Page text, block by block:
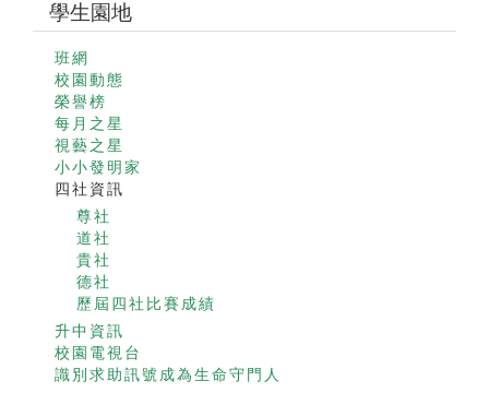
學生園地
班網
校園動態
榮譽榜
每月之星
視藝之星
小小發明家
四社資訊
尊社
道社
貴社
德社
歷屆四社比賽成績
升中資訊
校園電視台
識別求助訊號成為生命守門人